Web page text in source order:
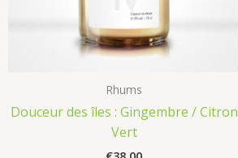
Rhums
Douceur des îles : Gingembre / Citron
Vert